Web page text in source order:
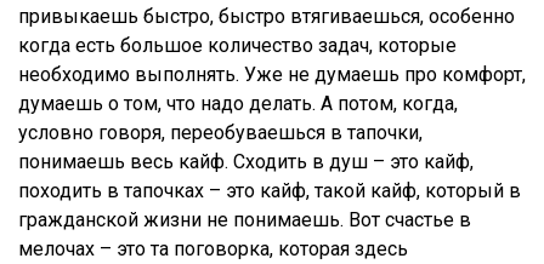
привыкаешь быстро, быстро втягиваешься, особенно
когда есть большое количество задач, которые
необходимо выполнять. Уже не думаешь про комфорт,
думаешь о том, что надо делать. А потом, когда,
условно говоря, переобуваешься в тапочки,
понимаешь весь кайф. Сходить в душ – это кайф,
походить в тапочках – это кайф, такой кайф, который в
гражданской жизни не понимаешь. Вот счастье в
мелочах – это та поговорка, которая здесь